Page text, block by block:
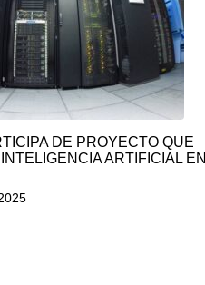
DE PROYECTO QUE
ARTIFICIAL EN